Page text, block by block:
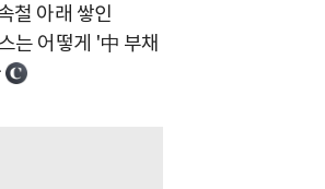
철 아래 쌓인
는 어떻게 '中 부채